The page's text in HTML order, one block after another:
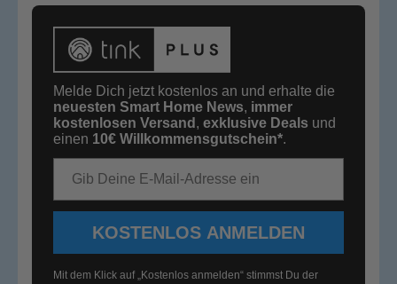
Melde Dich jetzt kostenlos an und erhalte die
neuesten Smart Home News, immer
kostenlosen Versand , exklusive Deals und
einen 10€ Willkommensgutschein*.
KOSTENLOS ANMELDEN
Mit dem Klick auf „Kostenlos anmelden“ stimmst Du der